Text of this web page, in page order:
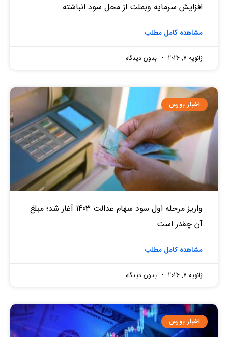
افزایش سرمایه وبملت از محل سود انباشته
مشاهده کامل مطلب
ژانویه 7, 2026 بدون دیدگاه
اخبار بورس
واریز مرحله اول سود سهام عدالت 1403 آغاز شد؛ مبلغ
آن چقدر است
مشاهده کامل مطلب
ژانویه 7, 2026 بدون دیدگاه
اخبار بورس